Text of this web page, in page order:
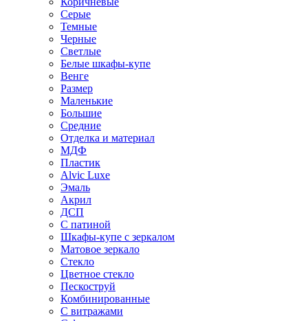
Серые
Темные
Черные
Светлые
Белые шкафы-купе
Венге
Размер
Маленькие
Большие
Средние
Отделка и материал
МДФ
Пластик
Alvic Luxe
Эмаль
Акрил
ДСП
С патиной
Шкафы-купе с зеркалом
Матовое зеркало
Стекло
Цветное стекло
Пескоструй
Комбинированные
С витражами